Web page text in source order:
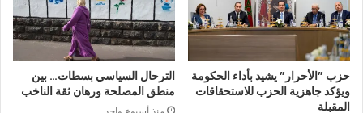
حزب ”الأحرار” يشيد بأداء الحكومة
ويؤكد جاهزية الحزب للاستحقاقات
المقبلة
الترحال السياسي بسطات… بين
منطق المصلحة ورهان ثقة الناخب